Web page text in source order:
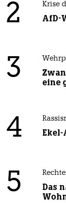
2 Krise
AfD-
3
eine
4
5
Das